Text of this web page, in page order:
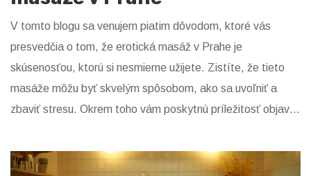
V tomto blogu sa venujem piatim dôvodom, ktoré vás
presvedčia o tom, že erotická masáž v Prahe je
skúsenosťou, ktorú si nesmierne užijete. Zistíte, že tieto
masáže môžu byť skvelým spôsobom, ako sa uvoľniť a
zbaviť stresu. Okrem toho vám poskytnú príležitosť objaviť
profesionálnosti a diskrétnosti, ktoré tieto salóny ponúkajú.
Nakoniec pochopíte, že erotická masáž môže byť aj